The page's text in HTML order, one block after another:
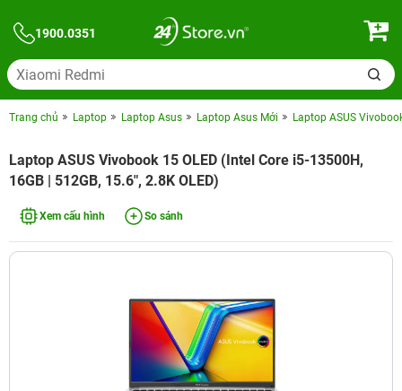
1900.0351
Trang chủ Laptop Laptop Asus Laptop Asus Mới Laptop ASUS
Laptop ASUS Vivobook 15 OLED (Intel Core i5-13500H,
16GB | 512GB, 15.6", 2.8K OLED)
Xem cấu hình So sánh